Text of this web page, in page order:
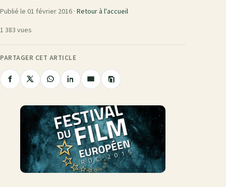
Publié le 01 février 2016 · Retour à l'accueil
1 383 vues
PARTAGER CET ARTICLE
Partager
Facebook
Partager
X
Partager
WhatsApp
Partager
LinkedIn
Partager
e-
mail
Copier
le